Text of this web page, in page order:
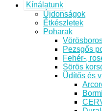
Kínálatunk
Újdonságok
Étkészletek
Poharak
Pezsgős
Fehér-,
Sörös
Üdítős és